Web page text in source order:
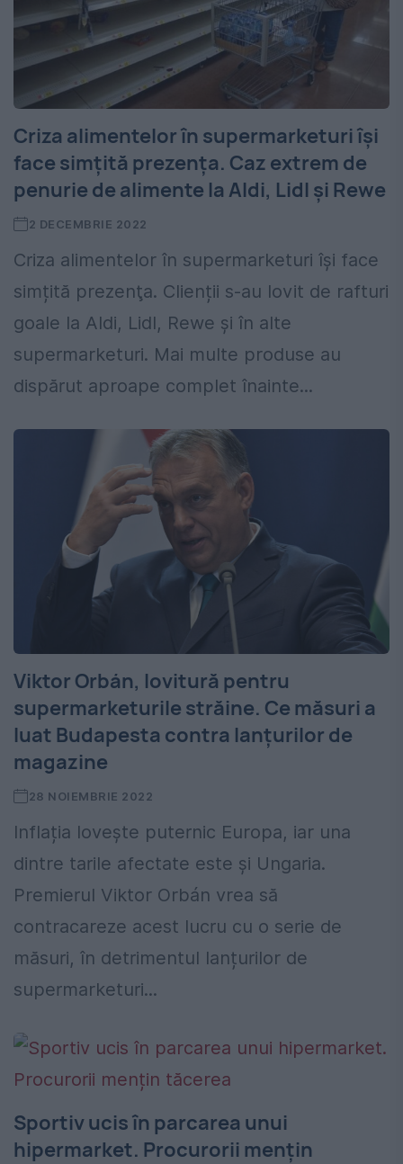
Criza alimentelor în supermarketuri îşi
face simțită prezenţa. Caz extrem de
penurie de alimente la Aldi, Lidl şi Rewe
2 DECEMBRIE 2022
Criza alimentelor în supermarketuri îşi face
simțită prezenţa. Clienții s-au lovit de rafturi
goale la Aldi, Lidl, Rewe şi în alte
supermarketuri. Mai multe produse au
dispărut aproape complet înainte...
Viktor Orbán, lovitură pentru
supermarketurile străine. Ce măsuri a
luat Budapesta contra lanțurilor de
magazine
28 NOIEMBRIE 2022
Inflația lovește puternic Europa, iar una
dintre tarile afectate este şi Ungaria.
Premierul Viktor Orbán vrea să
contracareze acest lucru cu o serie de
măsuri, în detrimentul lanțurilor de
supermarketuri...
Sportiv ucis în parcarea unui
hipermarket. Procurorii mențin